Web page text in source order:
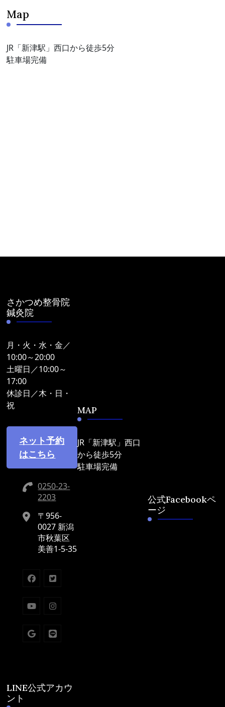
Map
JR「新津駅」西口から徒歩5分
駐車場完備
さかつめ整骨院
鍼灸院
月・火・水・金／
10:00～20:00
土曜日／10:00～
17:00
休診日／木・日・
祝
ネット予約
はこちら
0250-23-
2203
〒956-
0027 新潟
市秋葉区
美善1-5-35
LINE公式アカウ
ント
MAP
JR「新津駅」西口
から徒歩5分
駐車場完備
公式Facebookペ
ージ